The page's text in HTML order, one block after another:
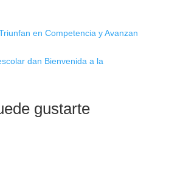
en Competencia y Avanzan
dan Bienvenida a la
gustarte